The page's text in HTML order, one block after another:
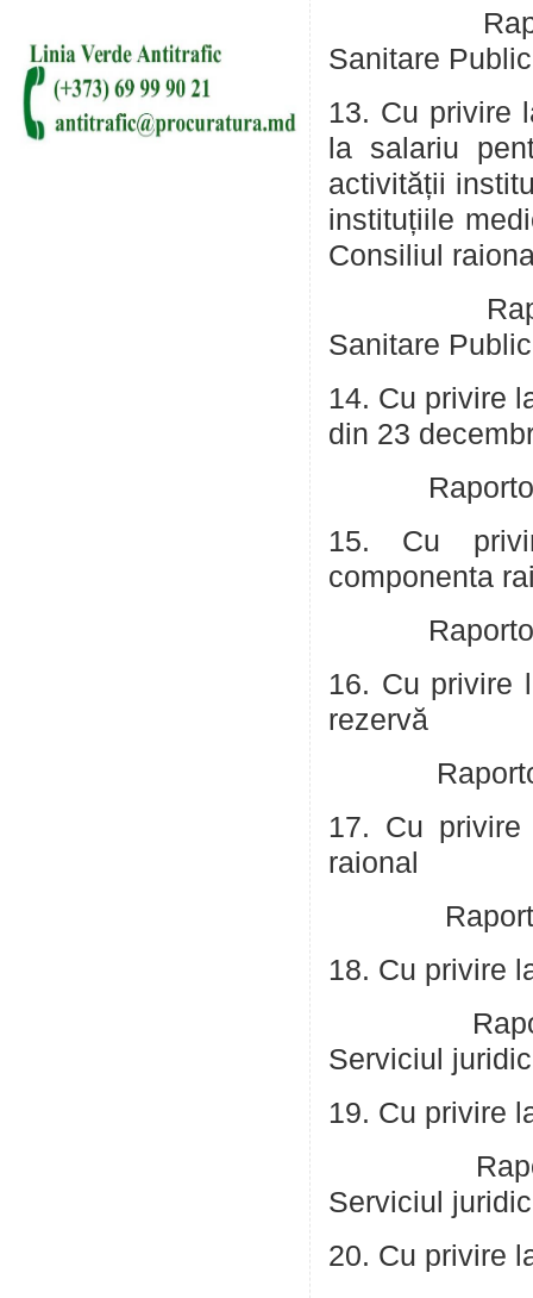
Sanitare
13. Cu privire
la salariu
activității
instituțiile
Consiliul
Sanitare
14. Cu privire
din 23
Raportor:
15. Cu
componenta
Raportor:
16. Cu privire
rezervă
Raportor:
17. Cu privire
raional
Raportor:
18. Cu privire
Raportor:
Serviciul
19. Cu privire
Raportor:
Serviciul
20. Cu privire